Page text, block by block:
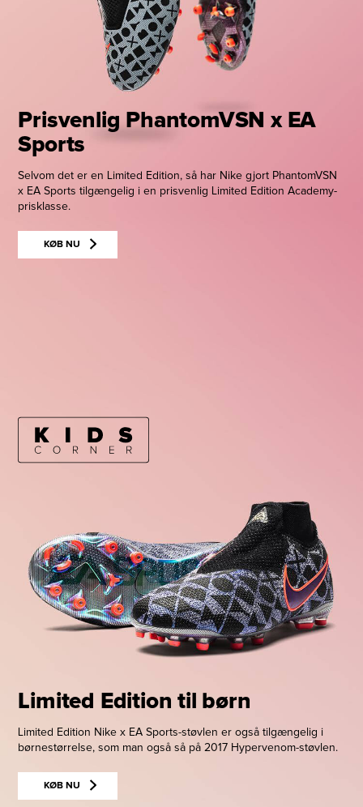
Prisvenlig PhantomVSN x EA
Sports
Selvom det er en Limited Edition, så har Nike gjort PhantomVSN
x EA Sports tilgængelig i en prisvenlig Limited Edition Academy-
prisklasse.
KØB NU
Limited Edition til børn
Limited Edition Nike x EA Sports-støvlen er også tilgængelig i
børnestørrelse, som man også så på 2017 Hypervenom-støvlen.
KØB NU